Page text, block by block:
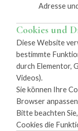
Adresse
Cookies und
Diese Website
bestimmte
durch Elementor,
Videos).
Sie können Ihre
Browser
Bitte beachten
Cookies die